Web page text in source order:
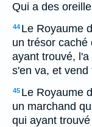
Qui a des
44 Le Royaume
un trésor caché
ayant trouvé, l'a
s'en va, et vend
45 Le Royaume
un marchand
qui ayant